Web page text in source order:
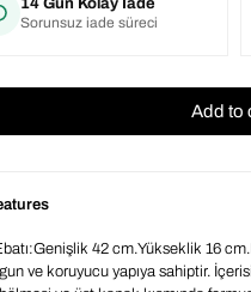
14 Gün Kolay İade
Sorunsuz iade süreci
42 cm.Yükseklik 16
ve koruyucu yapıya sahiptir.